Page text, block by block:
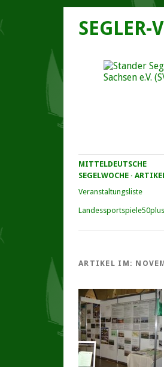
SEGLER-
MITTELDEUTSCHE
SEGELWOCHE ·
Veranstaltungs­liste
Landessportspiele50plus
ARTIKEL IM: